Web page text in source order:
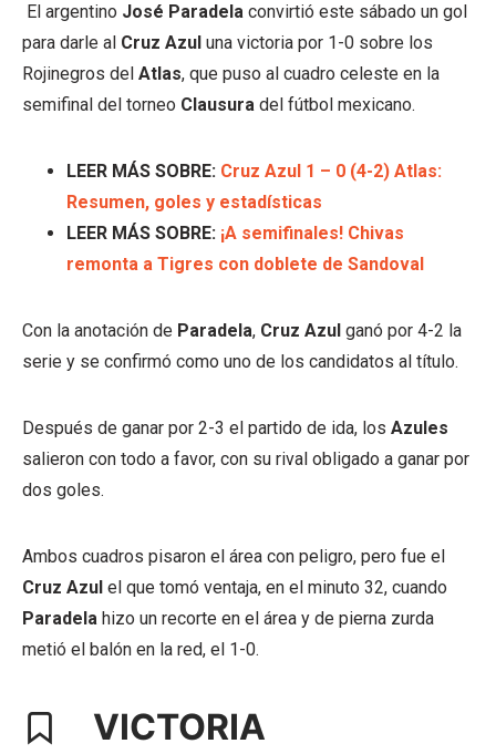
El argentino José Paradela convirtió este sábado un gol
para darle al Cruz Azul una victoria por 1-0 sobre los
Rojinegros del Atlas, que puso al cuadro celeste en la
semifinal del torneo Clausura del fútbol mexicano.
LEER MÁS SOBRE: Cruz Azul 1 – 0 (4-2) Atlas:
Resumen, goles y estadísticas
LEER MÁS SOBRE: ¡A semifinales! Chivas
remonta a Tigres con doblete de Sandoval
Con la anotación de Paradela, Cruz Azul ganó por 4-2 la
serie y se confirmó como uno de los candidatos al título.
Después de ganar por 2-3 el partido de ida, los Azules
salieron con todo a favor, con su rival obligado a ganar por
dos goles.
Ambos cuadros pisaron el área con peligro, pero fue el
Cruz Azul el que tomó ventaja, en el minuto 32, cuando
Paradela hizo un recorte en el área y de pierna zurda
metió el balón en la red, el 1-0.
VICTORIA